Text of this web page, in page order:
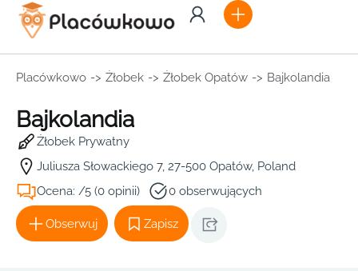
Placówkowo -> Żłobek -> Żłobek Opatów -> Bajkolandia
Bajkolandia
Żłobek Prywatny
Juliusza Słowackiego 7, 27-500 Opatów, Poland
Ocena: /5 (0 opinii)
0 obserwujących
Obserwuj Zapisz